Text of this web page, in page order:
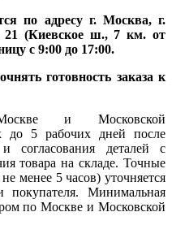
по адресу г. Москва, г.
21 (Киевское ш., 7 км. от
с 9:00 до 17:00.
готовность заказа к
и Московской
до 5 рабочих дней после
согласования деталей с
товара на складе. Точные
менее 5 часов) уточняется
покупателя. Минимальная
по Москве и Московской